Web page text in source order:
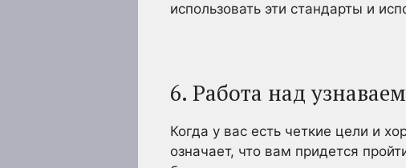
использовать эти стандарты и
6. Работа над
Когда у вас есть четкие цели и
означает, что вам придется